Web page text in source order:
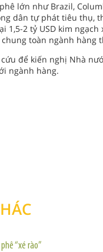
lớn như Brazil,
dân tự phát tiêu thụ,
1,5-2 tỷ USD kim
toàn ngành hàng
để kiến nghị Nhà
ngành hàng.
“xé rào”